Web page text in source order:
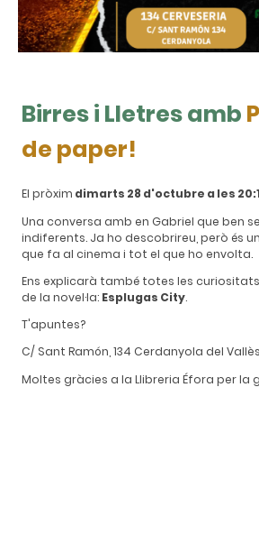
Birres i Lletres amb
depaper!
El pròxim dimarts 28 d'octubre a les
Una conversa amb en Gabriel que ben
indiferents. Ja ho descobrireu, però és
que fa al cinema i tot el que ho envolta.
Ens explicarà també totes les
de la novel·la: Esplugas City.
T'apuntes?
C/ Sant Ramón, 134 Cerdanyola del Vallès.
Moltes gràcies a la Llibreria Éfora per la